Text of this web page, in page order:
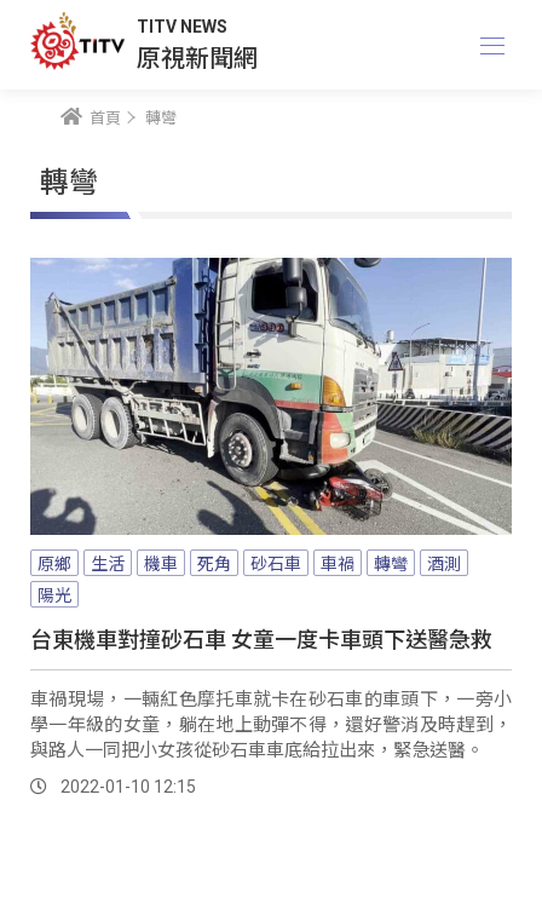
TITV NEWS
原視新聞網
首頁 轉彎
轉彎
原鄉 生活 機車 死角 砂石車 車禍 轉彎
酒測
陽光
台東機車對撞砂石車 女童一度卡車頭下送醫急救
車禍現場，一輛紅色摩托車就卡在砂石車的車頭下，一旁小
學一年級的女童，躺在地上動彈不得，還好警消及時趕到，
與路人一同把小女孩從砂石車車底給拉出來，緊急送醫。
2022-01-10 12:15